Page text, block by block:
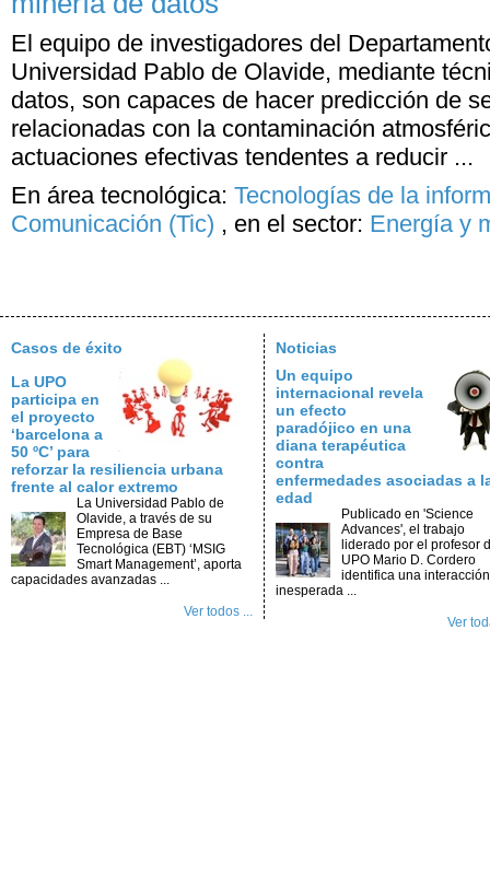
El equipo de investigadores del
Universidad Pablo de Olavide, mediante
datos, son capaces de hacer predicción de
relacionadas con la contaminación
actuaciones efectivas tendentes a reducir ...
En área tecnológica: Tecnologías de la
Comunicación (Tic) , en el sector: Energía y
Casos de éxito
La UPO
participa en
el proyecto
‘barcelona a
50 ºC’ para
reforzar la resiliencia urbana
frente al calor extremo
La Universidad Pablo de
Olavide, a través de su
Empresa de Base
Tecnológica (EBT) ‘MSIG
Smart Management’, aporta
capacidades avanzadas ...
Ver todos ...
Noticias
Un equipo
internacional revela
un efecto
paradójico en una
diana terapéutica
contra
enfermedades asociadas a
edad
Publicado en 'Science
Advances', el trabajo
liderado por el profesor
UPO Mario D. Cordero
identifica una interacción
inesperada ...
Ver